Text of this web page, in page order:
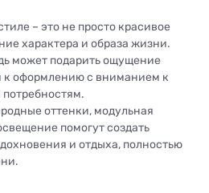
– это не просто красивое
характера и образа жизни.
может подарить ощущение
к оформлению с вниманием к
оттенки, модульная
помогут создать
и отдыха, полностью